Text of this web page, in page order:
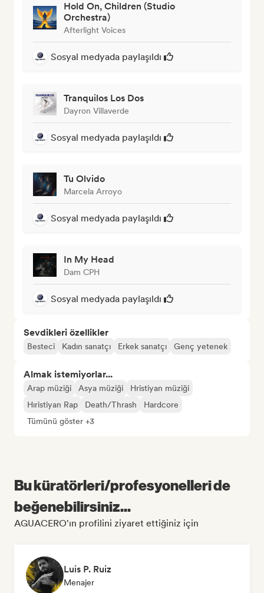
Hold On, Children (Studio
Orchestra)
Afterlight Voices
Sosyal medyada paylaşıldı
Tranquilos Los Dos
Dayron Villaverde
Sosyal medyada paylaşıldı
Tu Olvido
Marcela Arroyo
Sosyal medyada paylaşıldı
In My Head
Dam CPH
Sosyal medyada paylaşıldı
Sevdikleri özellikler
Besteci Kadın sanatçı Erkek sanatçı Genç yetenek
Almak istemiyorlar...
Arap müziği Asya müziği
Hristiyan müziği
Hıristiyan Rap
Death/Thrash
Hardcore
Tümünü göster +3
Bu küratörleri/profesyonelleri de
beğenebilirsiniz...
AGUACERO'ın profilini ziyaret ettiğiniz için
Luis P. Ruiz
Menajer